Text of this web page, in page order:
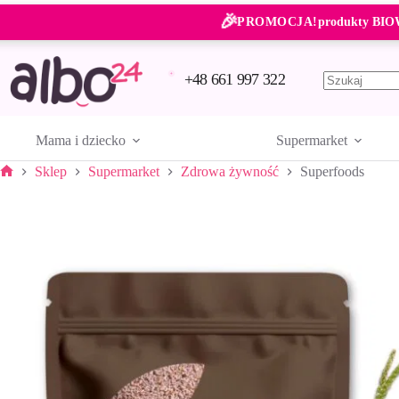
Przejdź
treści
🎉PROMOCJA!produkty
+48 661 997 322
Mama i dziecko
Supermarket
Sklep Supermarket Zdrowa żywność Superfoods